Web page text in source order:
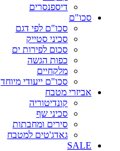
דיספנסרים
סכו"ם
סכו"ם לפי דגם
סכיני סטייק
סכום לפירות ים
כפות הגשה
מלקחיים
סכו"ם ייעודי מיוחד
אביזרי מטבח
קונדיטוריה
סכיני שף
סירים ומחבתות
גאדג'טים למטבח
SALE